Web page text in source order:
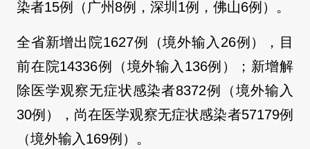
染者15例（广州8例，深圳1例，佛山6例）。
全省新增出院1627例（境外输入26例），目
前在院14336例（境外输入136例）；新增解
除医学观察无症状感染者8372例（境外输入
30例），尚在医学观察无症状感染者57179例
（境外输入169例）。